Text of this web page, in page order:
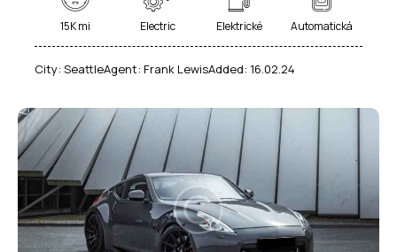
15K mi Electric Elektrické Automatická
City: SeattleAgent: Frank LewisAdded: 16.02.24